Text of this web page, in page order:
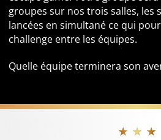
groupes sur nos trois salles, les
lancées en simultané ce qui
challenge entre les équipes.
Quelle équipe terminera son
★ ★ ★